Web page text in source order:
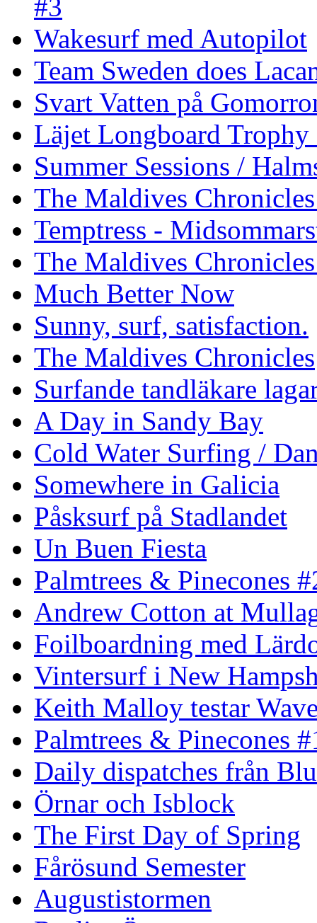
#3
Wakesurf med Autopilot
Team Sweden does
Svart Vatten på
Läjet Longboard
Summer Sessions /
The Maldives
Temptress -
The Maldives
Much Better Now
Sunny, surf, satisfaction.
The Maldives Chronicles
Surfande tandläkare
A Day in Sandy Bay
Cold Water Surfing /
Somewhere in Galicia
Påsksurf på Stadlandet
Un Buen Fiesta
Palmtrees & Pinecones
Andrew Cotton at
Foilboardning med
Vintersurf i New
Keith Malloy testar
Palmtrees & Pinecones
Daily dispatches från
Örnar och Isblock
The First Day of Spring
Fårösund Semester
Augustistormen